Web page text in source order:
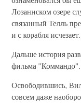
Лозаннском озере
связанный Телль
и с корабля исчезает.
Дальше история
фильма "Коммандо".
Освободившись,
совсем даже